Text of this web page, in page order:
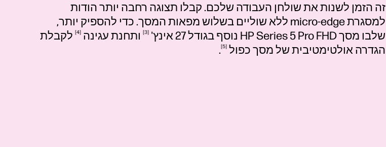
זה הזמן לשנות את שולחן העבודה שלכם. קבלו תצוגה רחבה יותר הודות
למסגרת micro-edge ללא שוליים בשלוש מפאות המסך. כדי להספיק יותר,
שלבו מסך HP Series 5 Pro FHD נוסף בגודל 27
אינץ' 3 ותחנתעגינה 4
לקבלת
הגדרה אולטימטיבית של מסךכפול 5
.